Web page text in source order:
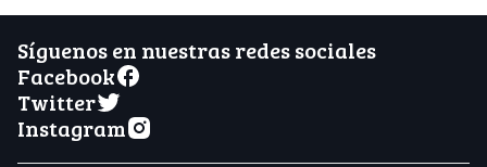
Síguenos en nuestras redes sociales
Facebook
Twitter
Instagram